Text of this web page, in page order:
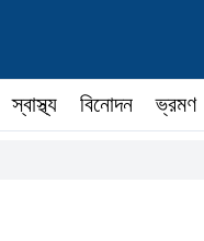
স্বাস্থ্য বিনোদন ভ্রমণ